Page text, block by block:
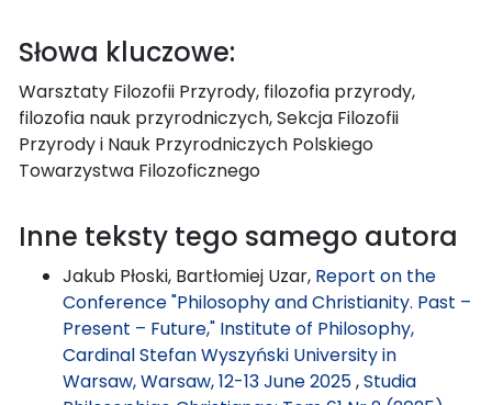
Słowa kluczowe:
Warsztaty Filozofii Przyrody, filozofia przyrody,
filozofia nauk przyrodniczych, Sekcja Filozofii
Przyrody i Nauk Przyrodniczych Polskiego
Towarzystwa Filozoficznego
Inne teksty tego samego autora
Jakub Płoski, Bartłomiej Uzar, Report on the
Conference "Philosophy and Christianity. Past –
Present – Future," Institute of Philosophy,
Cardinal Stefan Wyszyński University in
Warsaw, Warsaw, 12-13 June 2025,Studia